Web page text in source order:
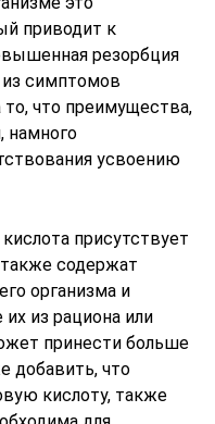
приводит к
резорбция
из симптомов
то, что преимущества,
намного
усвоению
присутствует
содержат
организма и
из рациона или
принести больше
добавить, что
кислоту, также